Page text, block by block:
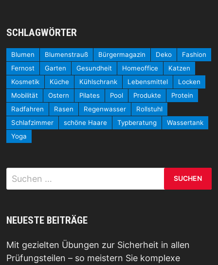
SCHLAGWÖRTER
Blumen Blumenstrauß Bürgermagazin Deko
Fashion
Fernost
Garten Gesundheit Homeoffice
Katzen
Kosmetik
Küche Kühlschrank Lebensmittel
Locken
Mobilität
Ostern Pilates Pool Produkte
Protein
Radfahren
Rasen Regenwasser
Rollstuhl
Schlafzimmer
schöne Haare Typberatung
Wassertank
Yoga
Suchen
nach:
NEUESTE BEITRÄGE
Mit gezielten Übungen zur Sicherheit in allen
Prüfungsteilen – so meistern Sie komplexe